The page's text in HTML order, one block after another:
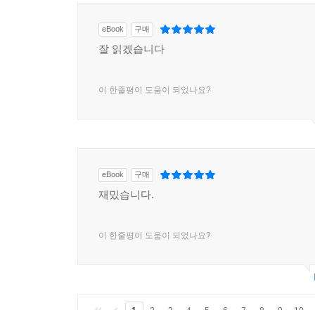
eBook 구매
잘 읽겠습니다
이 한줄평이 도움이 되었나요?
eBook 구매
재밌습니다.
이 한줄평이 도움이 되었나요?